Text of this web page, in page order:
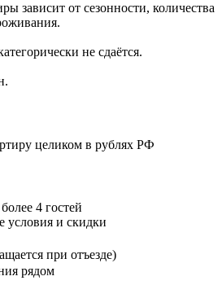
зависит от сезонности, количества
не сдаётся.
целиком в рублях РФ
4 гостей
условия и скидки
при отъезде)
рядом